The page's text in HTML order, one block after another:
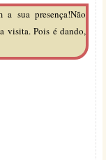
sua presença!Não
visita. Pois é dando,